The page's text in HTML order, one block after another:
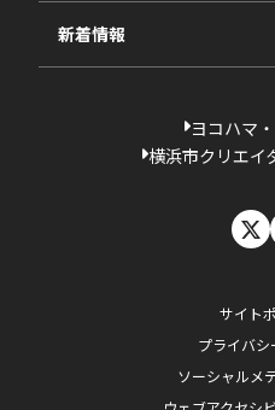
新着情報
ヨコハマ
横浜市クリエイ
サイト
プライバシ
ソーシャルメ